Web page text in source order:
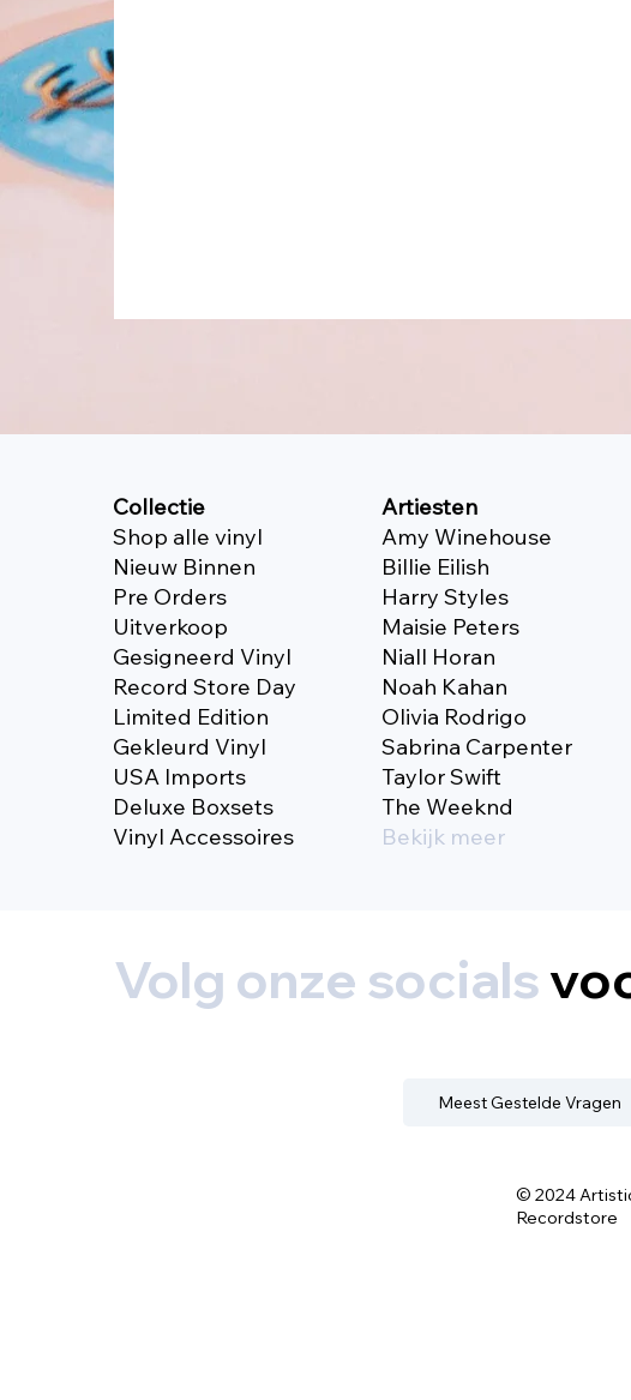
Collectie
Shop alle vinyl
Nieuw Binnen
Pre Orders
Uitverkoop
Gesigneerd Vinyl
Record Store Day
Limited Edition
Gekleurd Vinyl
USA Imports
Deluxe Boxsets
Vinyl Accessoires
Artiesten
Amy Winehouse
Billie Eilish
Harry Styles
Maisie Peters
Niall Horan
Noah Kahan
Olivia Rodrigo
Sabrina Carpenter
Taylor Swift
The Weeknd
Bekijk meer
Volg onze socials
Meest Gestelde Vragen
© 2024
Recordstore